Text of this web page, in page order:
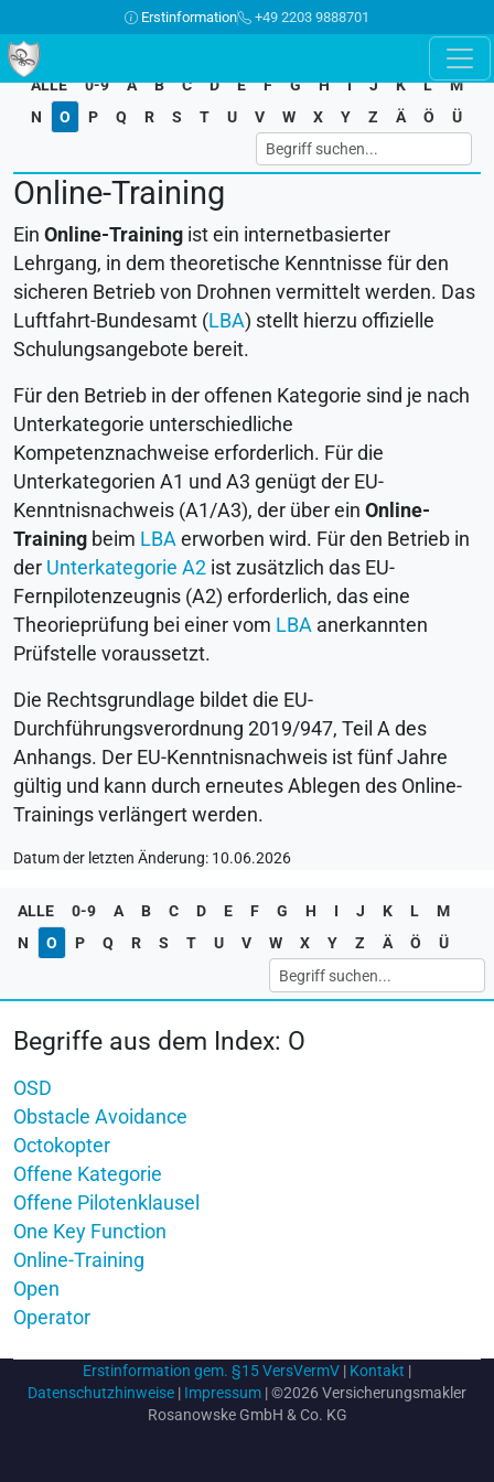
Erstinformation +49 2203 9888701
ALLE 0-9 A B C D E F G H I J K L
M
N
O P Q R S T U V W X Y Z Ä Ö Ü
Online-Training
Ein Online-Training ist ein internetbasierter
Lehrgang, in dem theoretische Kenntnisse für den
sicheren Betrieb von Drohnen vermittelt werden. Das
Luftfahrt-Bundesamt (LBA) stellt hierzu offizielle
Schulungsangebote bereit.
Für den Betrieb in der offenen Kategorie sind je nach
Unterkategorie unterschiedliche
Kompetenznachweise erforderlich. Für die
Unterkategorien A1 und A3 genügt der EU-
Kenntnisnachweis (A1/A3), der über ein Online-
Training beim LBA erworben wird. Für den Betrieb in
der Unterkategorie A2 ist zusätzlich das EU-
Fernpilotenzeugnis (A2) erforderlich, das eine
Theorieprüfung bei einer vom LBA anerkannten
Prüfstelle voraussetzt.
Die Rechtsgrundlage bildet die EU-
Durchführungsverordnung 2019/947, Teil A des
Anhangs. Der EU-Kenntnisnachweis ist fünf Jahre
gültig und kann durch erneutes Ablegen des Online-
Trainings verlängert werden.
Datum der letzten Änderung: 10.06.2026
ALLE 0-9 A B C D E F G H I J K L
M
N
O P Q R S T U V W X Y Z Ä Ö Ü
Begriffe aus dem Index: O
OSD
Obstacle Avoidance
Octokopter
Offene Kategorie
Offene Pilotenklausel
One Key Function
Online-Training
Open
Operator
Erstinformation gem. §15 VersVermV | Kontakt |
Datenschutzhinweise | Impressum | ©2026 Versicherungsmakler
Rosanowske GmbH & Co. KG